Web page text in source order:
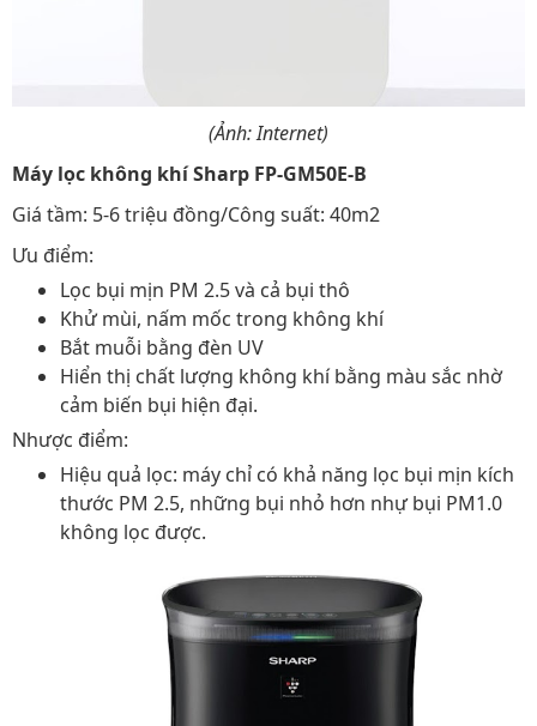
(Ảnh: Internet)
Máy lọc không khí Sharp FP-GM50E-B
Giá tầm: 5-6 triệu đồng/Công suất: 40m2
Ưu điểm:
Lọc bụi mịn PM 2.5 và cả bụi thô
Khử mùi, nấm mốc trong không khí
Bắt muỗi bằng đèn UV
Hiển thị chất lượng không khí bằng màu sắc nhờ
cảm biến bụi hiện đại.
Nhược điểm:
Hiệu quả lọc: máy chỉ có khả năng lọc bụi mịn kích
thước PM 2.5, những bụi nhỏ hơn nhự bụi PM1.0
không lọc được.